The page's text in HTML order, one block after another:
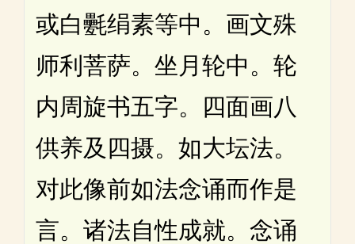
或白氎绢素等中。画文殊
师利菩萨。坐月轮中。轮
内周旋书五字。四面画八
供养及四摄。如大坛法。
对此像前如法念诵而作是
言。诸法自性成就。念诵